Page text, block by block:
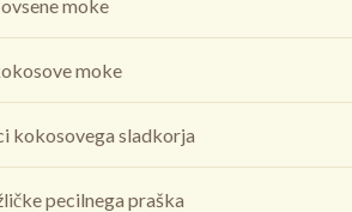
moke
moke
kokosovega sladkorja
pecilnega praška